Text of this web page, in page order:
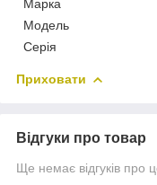
Марка
Модель
Серія
Приховати
Відгуки про товар
Ще немає відгуків про